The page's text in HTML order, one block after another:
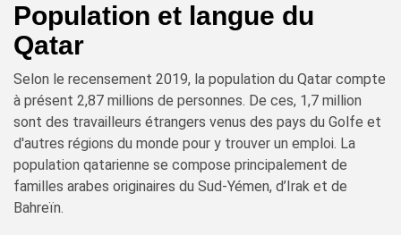
Population et langue du
Qatar
Selon le recensement 2019, la population du Qatar compte
à présent 2,87 millions de personnes. De ces, 1,7 million
sont des travailleurs étrangers venus des pays du Golfe et
d'autres régions du monde pour y trouver un emploi. La
population qatarienne se compose principalement de
familles arabes originaires du Sud-Yémen, d’Irak et de
Bahreïn.